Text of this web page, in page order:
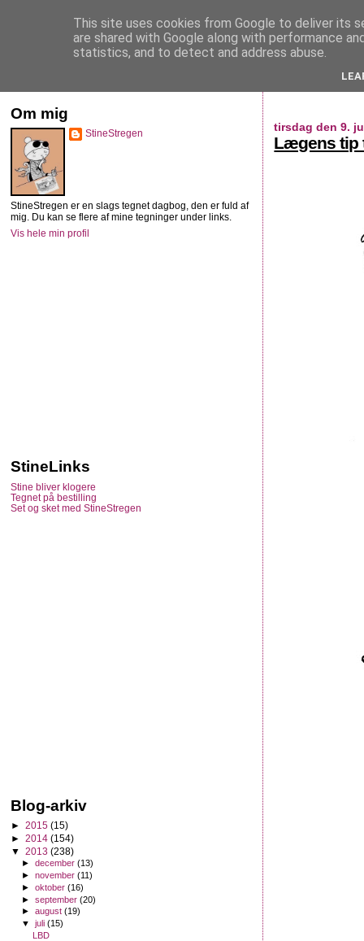
StineStregen
tirsdag den 9.
Lægens tip
Om mig
StineStregen
StineStregen er en slags tegnet dagbog, den er fuld af
mig. Du kan se flere af mine tegninger under links.
Vis hele min profil
StineLinks
Stine bliver klogere
Tegnet på bestilling
Set og sket med StineStregen
Blog-arkiv
► 2015 (15)
► 2014 (154)
▼ 2013 (238)
►december(13)
►november(11)
►oktober(16)
►september(20)
►august(19)
▼juli(15)
LBD
This site uses cookies from Google to deliver its
are shared with Google along with performance
statistics, and to detect and address abuse.